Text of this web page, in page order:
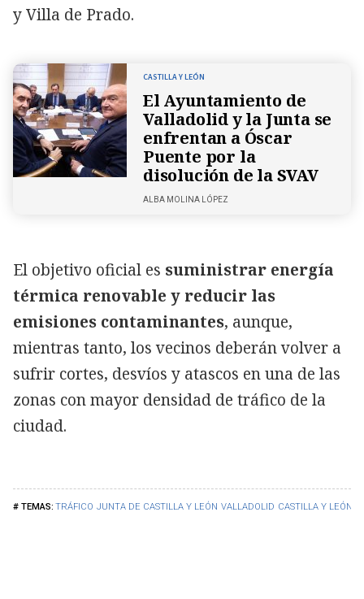
TRÁFICO JUNTA DE CASTILLA Y LEÓN VALLADOLID CASTILLA Y LEÓN
y Villa de Prado.
CASTILLA Y LEÓN
El Ayuntamiento de
Valladolid y la Junta se
enfrentan a Óscar
Puente por la
disolución de la SVAV
ALBA MOLINA LÓPEZ
El objetivo oficial es suministrar energía
térmica renovable y reducir las
emisiones contaminantes, aunque,
mientras tanto, los vecinos deberán volver a
sufrir cortes, desvíos y atascos en una de las
zonas con mayor densidad de tráfico de la
ciudad.